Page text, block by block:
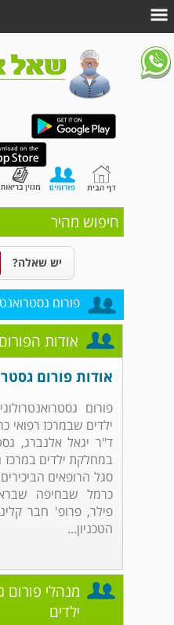
חיפוש מהיר
יש שאלה?
פורום
אודות הפורום
אודות פורום
פורום
ילדים שבמרכז רפואי
ד"ר יגאל אלנברג,
במחלקת ילדים
סגל הרופאים
כרמל שבחיפה
פילר, פרופ' חבר
הטכניון...
מנהלי פורום
ילדים